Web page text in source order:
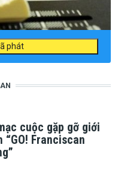
phát
cuộc gặp gỡ giới
“GO! Franciscan